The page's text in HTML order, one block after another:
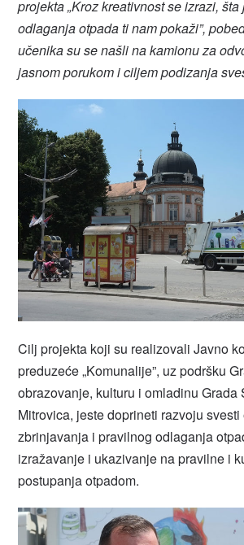
projekta „Kroz kreativnost se izrazi,
odlaganja otpada ti nam pokaži”,
učenika su se našli na kamionu za
jasnom porukom i ciljem podizanja
Cilj projekta koji su realizovali Javno
preduzeće „Komunalije”, uz podršku
obrazovanje, kulturu i omladinu Grada
Mitrovica, jeste doprineti razvoju
zbrinjavanja i pravilnog odlaganja
izražavanje i ukazivanje na pravilne i
postupanja otpadom.